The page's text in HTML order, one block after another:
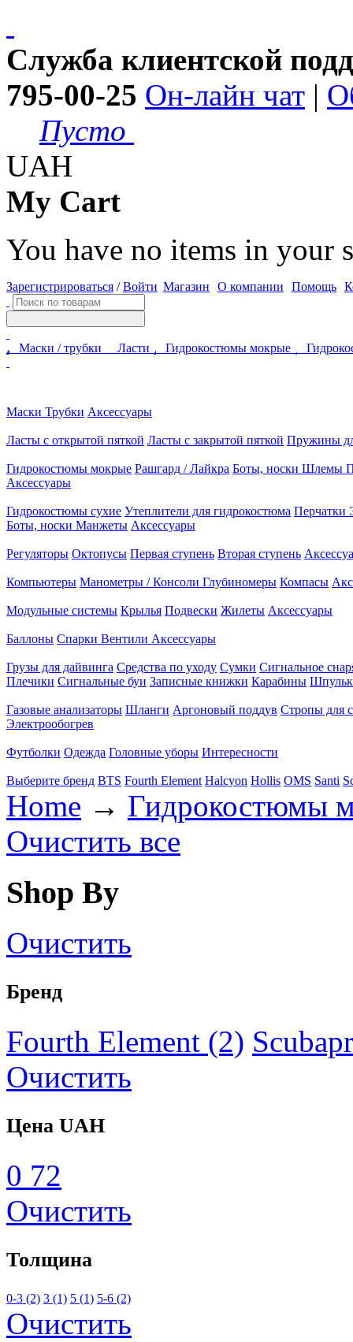
Служба клиентской
795-00-25 Он-лайн чат |
Пусто
UAH
My Cart
You have no items in your
Зарегистрироваться /Войти Магазин О компании Помощь
Маски / трубки Ласти Гидрокостюмы мокрые
Маски Трубки Аксессуары
Ласты с открытой пяткой Ласты с закрытой пяткой Пружины
Гидрокостюмы мокрые Рашгард / Лайкра Боты, носки Шлемы
Аксессуары
Гидрокостюмы сухие Утеплители для гидрокостюма Перчатки
Боты, носки Манжеты Аксессуары
Регуляторы Октопусы Первая ступень Вторая ступень
Компьютеры Манометры / Консоли Глубиномеры Компасы
Модульные системы Крылья Подвески Жилеты Аксессуары
Баллоны Спарки Вентили Аксессуары
Грузы для дайвинга Средства по уходу Сумки Сигнальное
Плечики Сигнальные буи Записные книжки Карабины
Газовые анализаторы Шланги Аргоновый поддув Стропы для
Электрообогрев
Футболки Одежда Головные уборы Интересности
Выберите бренд BTS Fourth Element Halcyon Hollis OMS Santi
Home → Гидрокостюмы
Очистить все
Shop By
Очистить
Бренд
Fourth Element (2)
Очистить
Цена UAH
0 72
Очистить
Толщина
0-3 (2) 3 (1) 5 (1) 5-6 (2)
Очистить